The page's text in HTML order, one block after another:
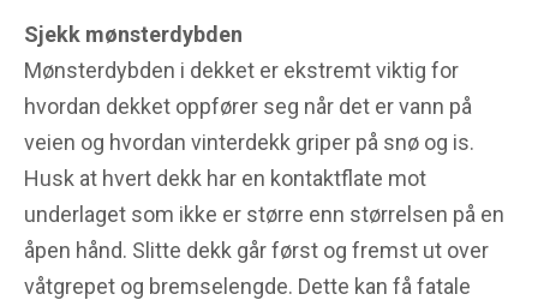
Sjekk mønsterdybden
Mønsterdybden i dekket er ekstremt viktig for
hvordan dekket oppfører seg når det er vann på
veien og hvordan vinterdekk griper på snø og is.
Husk at hvert dekk har en kontaktflate mot
underlaget som ikke er større enn størrelsen på en
åpen hånd. Slitte dekk går først og fremst ut over
våtgrepet og bremselengde. Dette kan få fatale